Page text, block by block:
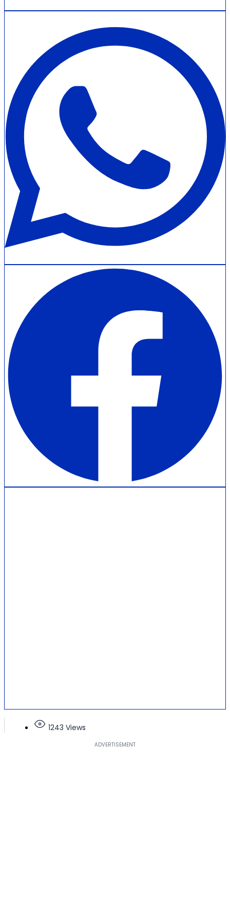
1243 Views